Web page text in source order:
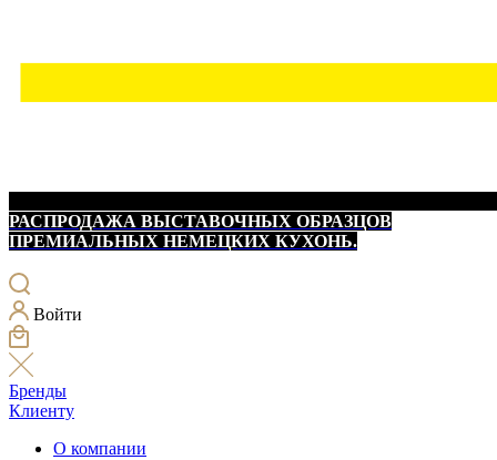
РАСПРОДАЖА ВЫСТАВОЧНЫХ ОБРАЗЦОВ
ПРЕМИАЛЬНЫХ НЕМЕЦКИХ КУХОНЬ.
Войти
Бренды
Клиенту
О компании